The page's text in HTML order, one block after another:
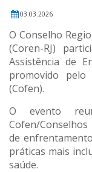
03.03.2026
O Conselho
(Coren-RJ)
Assistência de
promovido pelo
(Cofen).
O evento
Cofen/
de
práticas mais
saúde.